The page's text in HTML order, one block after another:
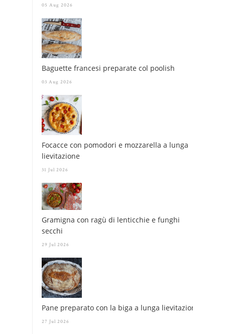
05 Aug 2026
Baguette francesi preparate col poolish
03 Aug 2026
Focacce con pomodori e mozzarella a lunga
lievitazione
31 Jul 2026
Gramigna con ragù di lenticchie e funghi
secchi
29 Jul 2026
Pane preparato con la biga a lunga lievitazione
27 Jul 2026